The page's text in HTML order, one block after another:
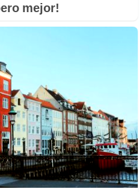
mejor!